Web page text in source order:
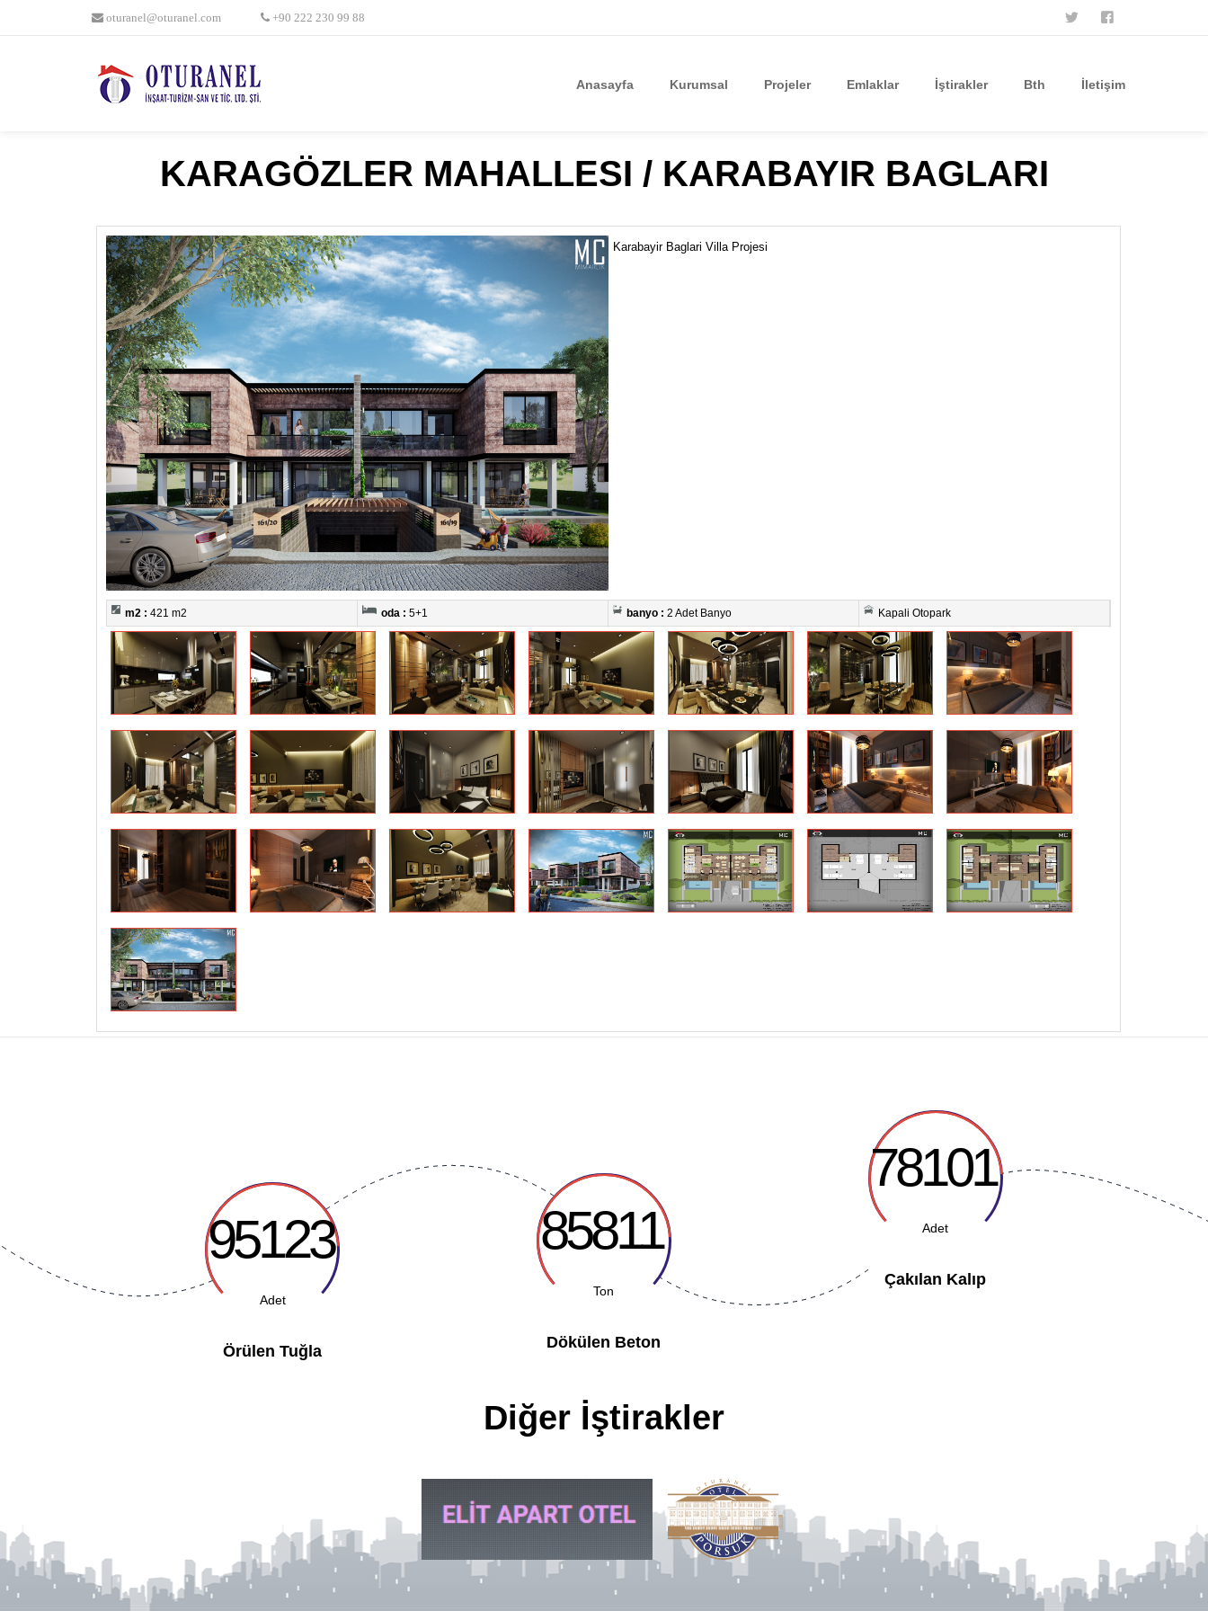
oturanel@oturanel.com +90 222 230 99 88 TWITTER
Anasayfa Kurumsal Projeler Emlaklar İştirakler Bth İletişim
KARAGÖZLER MAHALLESI / KARABAYIR BAGLARI
Karabayir Baglari Villa Projesi
m2 : 421 m2 oda :5+1 banyo : 2 Adet Banyo Kapali Otopark
95123
Adet
Örülen Tuğla
85811
Ton
Dökülen Beton
78101
Adet
Çakılan Kalıp
Diğer İştirakler